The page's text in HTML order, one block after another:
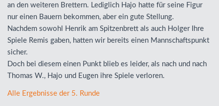
an den weiteren Brettern. Lediglich Hajo hatte für seine Figur
nur einen Bauern bekommen, aber ein gute Stellung.
Nachdem sowohl Henrik am Spitzenbrett als auch Holger Ihre
Spiele Remis gaben, hatten wir bereits einen Mannschaftspunkt
sicher.
Doch bei diesem einen Punkt blieb es leider, als nach und nach
Thomas W., Hajo und Eugen ihre Spiele verloren.
Alle Ergebnisse der 5. Runde